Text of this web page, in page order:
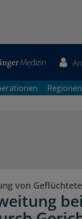
Regionen
von
bei